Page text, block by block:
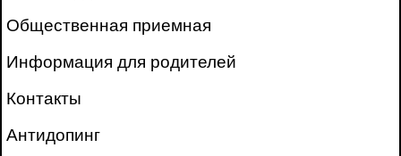
Общественная приемная
Информация для родителей
Контакты
Антидопинг